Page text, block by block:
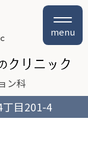
ン科
丁目201-4
menu